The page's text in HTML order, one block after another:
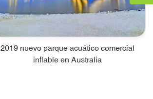
2019 nuevo parque acuático comercial
inflable en Australia